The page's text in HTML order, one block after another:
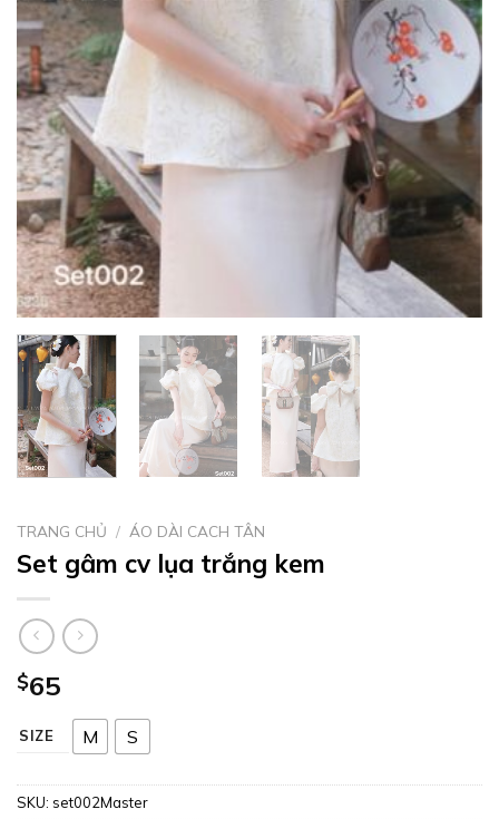
TRANG CHỦ / ÁO DÀI CACH TÂN
Set gâm cv lụa trắng kem
$65
SIZE M S
SKU: set002Master